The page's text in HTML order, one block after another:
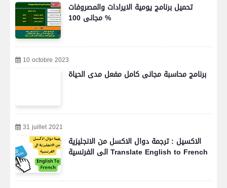
تحميل برنامج يومية الايرادات والمصروفات
مجانى 100 %
10 octobre 2023
برنامج محاسبة مجانى كامل مفعل مدى الحياة
31 juillet 2021
الاكسيل : ترجمة دوال الاكسل من الانجليزية
الى الفرنسية Translate English to French